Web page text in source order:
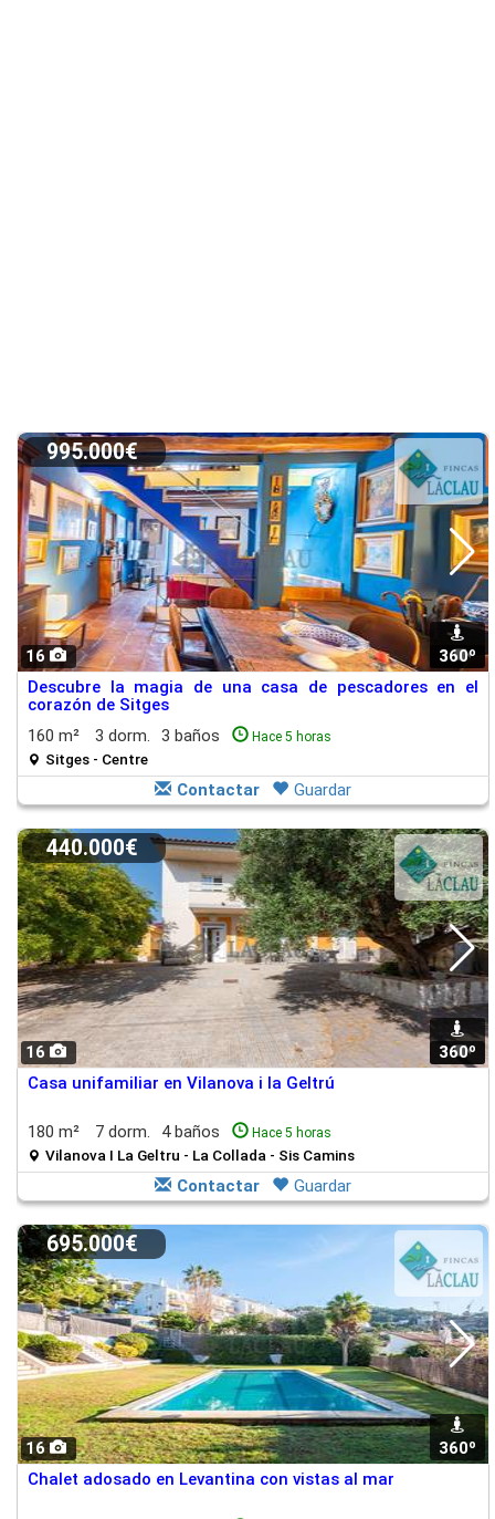
16 1
360º
995.000€
Descubre la magia de una casa de pescadores en el
corazón de Sitges
160 m²
3 dorm. 3 baños Hace 5 horas
Sitges - Centre
Contactar Guardar
16 1
360º
440.000€
Casa unifamiliar en Vilanova i la Geltrú
180 m² 7 dorm. 4 baños Hace 5 horas
Vilanova I La Geltru - La Collada - Sis Camins
Contactar Guardar
16 360º
695.000€
Chalet adosado en Levantina con vistas al mar